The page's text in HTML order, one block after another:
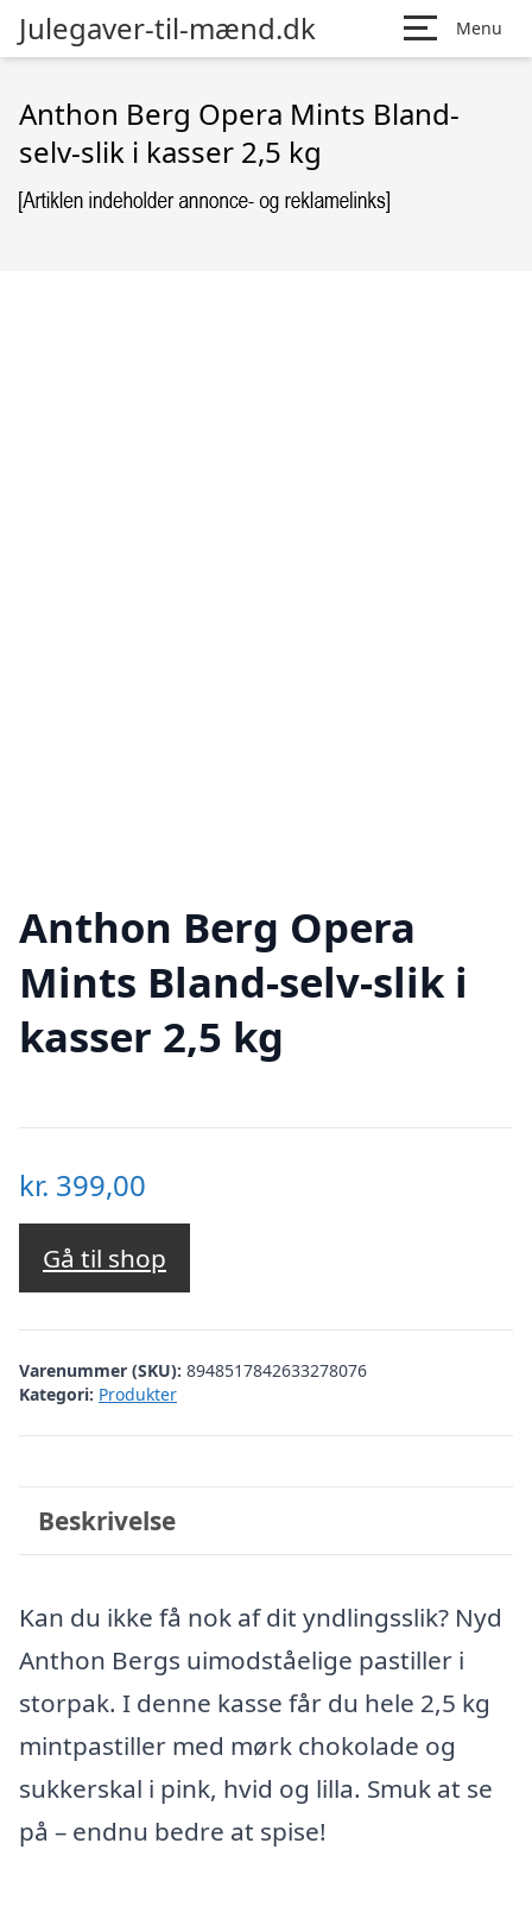
Julegaver-til-mænd.dk Menu
Anthon Berg Opera Mints Bland-
selv-slik i kasser 2,5 kg
Anthon Berg Opera
Mints Bland-selv-slik i
kasser 2,5 kg
kr. 399,00
Gå til shop
Varenummer (SKU): 8948517842633278076
Kategori: Produkter
Beskrivelse
Kan du ikke få nok af dit yndlingsslik? Nyd
Anthon Bergs uimodståelige pastiller i
storpak. I denne kasse får du hele 2,5 kg
mintpastiller med mørk chokolade og
sukkerskal i pink, hvid og lilla. Smuk at se
på – endnu bedre at spise!